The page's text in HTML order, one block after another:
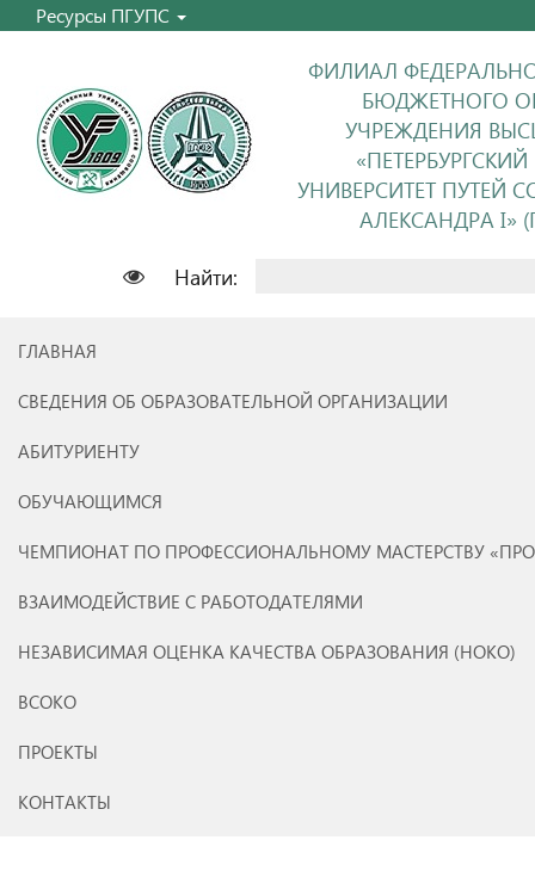
Ресурсы ПГУПС
ФИЛИАЛ
БЮДЖЕТНОГО
УЧРЕЖДЕНИЯ
УНИВЕРСИТЕТ ПУТЕЙ
АЛЕКСАНДРА I»
Найти:
ГЛАВНАЯ
СВЕДЕНИЯ ОБ ОБРАЗОВАТЕЛЬНОЙ ОРГАНИЗАЦИИ
АБИТУРИЕНТУ
ОБУЧАЮЩИМСЯ
ЧЕМПИОНАТ ПО ПРОФЕССИОНАЛЬНОМУ МАСТЕРСТВУ
ВЗАИМОДЕЙСТВИЕ С РАБОТОДАТЕЛЯМИ
НЕЗАВИСИМАЯ ОЦЕНКА КАЧЕСТВА ОБРАЗОВАНИЯ (НОКО)
ВСОКО
ПРОЕКТЫ
КОНТАКТЫ